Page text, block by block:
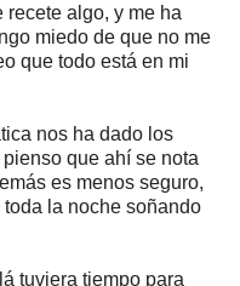
recete algo, y me ha
miedo de que no me
que todo está en mi
nos ha dado los
que ahí se nota
es menos seguro,
la noche soñando
tuviera tiempo para